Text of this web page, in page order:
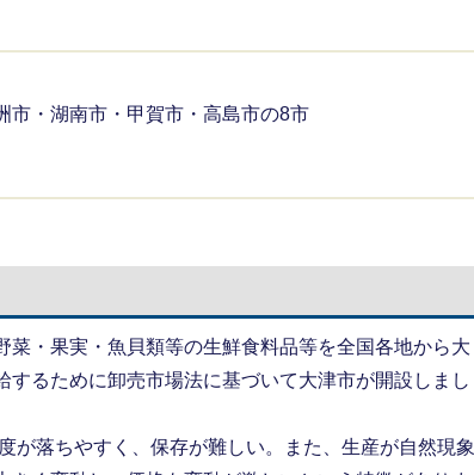
市・湖南市・甲賀市・高島市の8市
・果実・魚貝類等の生鮮食料品等を全国各地から大
るために卸売市場法に基づいて大津市が開設しまし
が落ちやすく、保存が難しい。また、生産が自然現象